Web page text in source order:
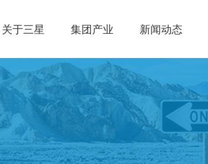
关于三星 集团产业 新闻动态